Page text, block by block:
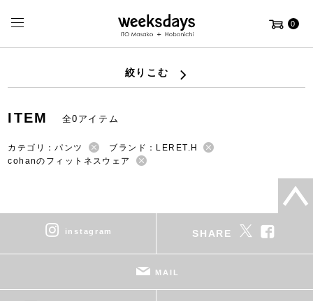
0
絞りこむ
ITEM 全0アイテム
カテゴリ：パンツ
ブランド：LERET.H
cohanのフィットネスウェア
instagram SHARE
MAIL